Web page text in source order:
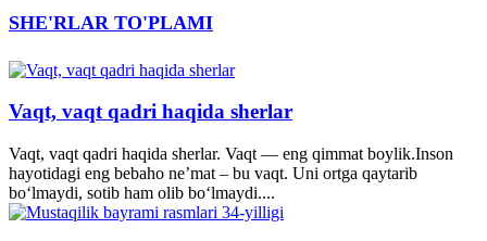
SHE'RLAR TO'PLAMI
Vaqt, vaqt qadri haqida sherlar
Vaqt, vaqt qadri haqida sherlar. Vaqt — eng qimmat boylik.Inson
hayotidagi eng bebaho ne’mat – bu vaqt. Uni ortga qaytarib
bo‘lmaydi, sotib ham olib bo‘lmaydi....